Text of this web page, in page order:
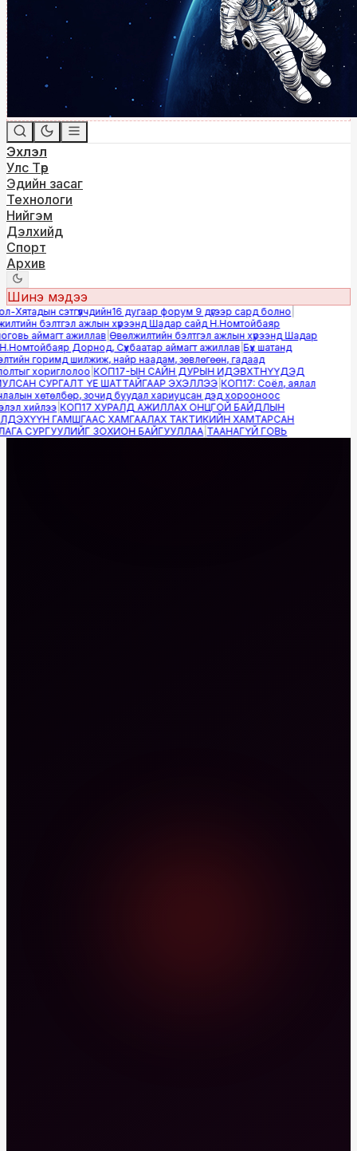
Эхлэл
Улс Төр
Эдийн засаг
Технологи
Нийгэм
Дэлхийд
Спорт
Архив
Шинэ мэдээ
сэтгүүлчдийн16 дугаар форум 9 дүгээр сард болно|
бэлтгэл ажлын хүрээнд Шадар сайд Н.Номтойбаяр
аймагт ажиллав|Өвөлжилтийн бэлтгэл ажлын хүрээнд Шадар
Дорнод, Сүхбаатар аймагт ажиллав|Бүх шатанд
горимд шилжиж, найр наадам, зөвлөгөөн, гадаад
хориглолоо|КОП17-ЫН САЙН ДУРЫН ИДЭВХТНҮҮДЭД
СУРГАЛТ ҮЕ ШАТТАЙГААР ЭХЭЛЛЭЭ|КОП17: Соёл, аялал
хөтөлбөр, зочид буудал хариуцсан дэд хорооноос
хийлээ|КОП17 ХУРАЛД АЖИЛЛАХ ОНЦГОЙ БАЙДЛЫН
ГАМШГААС ХАМГААЛАХ ТАКТИКИЙН ХАМТАРСАН
СУРГУУЛИЙГ ЗОХИОН БАЙГУУЛЛАА|ТААНАГҮЙ ГОВЬ